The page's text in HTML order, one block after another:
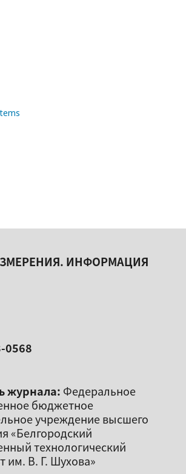
ИНФОРМАЦИЯ
0568
журнала: Федеральное
бюджетное
учреждение высшего
«Белгородский
технологический
им. В. Г. Шухова»